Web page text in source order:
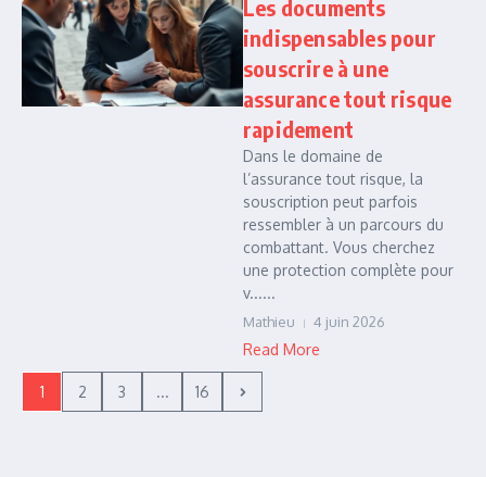
Les documents
indispensables pour
souscrire à une
assurance tout risque
rapidement
Dans le domaine de
l’assurance tout risque, la
souscription peut parfois
ressembler à un parcours du
combattant. Vous cherchez
une protection complète pour
v......
Mathieu 4 juin 2026
Read More
1 2 3 ... 16